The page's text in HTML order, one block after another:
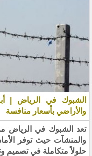
الشبوك في الرياض |
والأراضي بأسعار منافسة
تعد الشبوك في الرياض
والمنشآت حيث توفر
حلولاً متكاملة في تصميم